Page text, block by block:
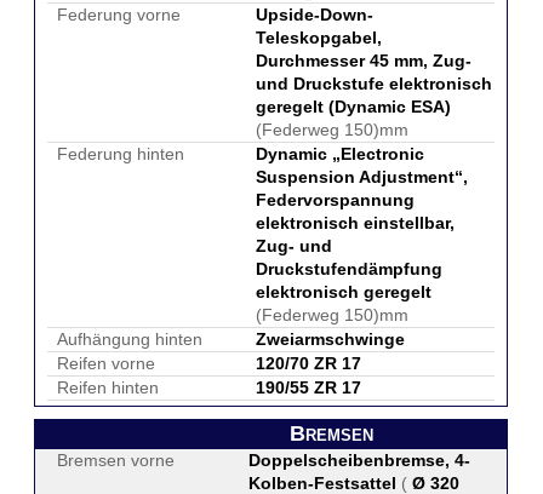
Federung vorne
Upside-Down-
Teleskopgabel,
Durchmesser 45 mm, Zug-
und Druckstufe elektronisch
geregelt (Dynamic ESA)
(Federweg 150)mm
Federung hinten
Dynamic „Electronic
Suspension Adjustment“,
Federvorspannung
elektronisch einstellbar,
Zug- und
Druckstufendämpfung
elektronisch geregelt
(Federweg 150)mm
Aufhängung hinten
Zweiarmschwinge
Reifen vorne
120/70 ZR 17
Reifen hinten
190/55 ZR 17
Bremsen
Bremsen vorne
Doppelscheibenbremse, 4-
Kolben-Festsattel ( Ø 320